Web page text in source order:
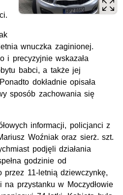
wnuczka zaginionej.
i precyzyjnie wskazała
babci, a także jej
dokładnie opisała
sposób zachowania się
informacji, policjanci z
Woźniak oraz sierż. szt.
podjęli działania
godzinie od
przez 11-letnią dziewczynkę,
na przystanku w Moczydłowie